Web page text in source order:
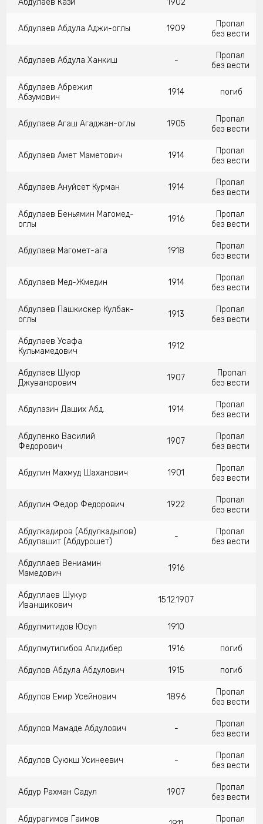
Абдулаев Кази 1902
Абдулаев Абдула Аджи-оглы 1909
Пропал
без вести
Абдулаев Абдула Ханкиш -
Пропал
без вести
Абдулаев Абрежил
Абзумович
1914 погиб
Абдулаев Агаш Агаджан-оглы 1905
Пропал
без вести
Абдулаев Амет Маметович 1914
Пропал
без вести
Абдулаев Ануйсет Курман 1914
Пропал
без вести
Абдулаев Беньямин Магомед-
оглы
1916
Пропал
без вести
Абдулаев Магомет-ага 1918
Пропал
без вести
Абдулаев Мед-Жмедин 1914
Пропал
без вести
Абдулаев Пашкискер Кулбак-
оглы
1913
Пропал
без вести
Абдулаев Усафа
Кульмамедович
1912
Абдулаев Шуюр
Джуванорович
1907
Пропал
без вести
Абдулазин Даших Абд. 1914
Пропал
без вести
Абдуленко Василий
Федорович
1907
Пропал
без вести
Абдулин Махмуд Шаханович 1901
Пропал
без вести
Абдулин Федор Федорович 1922
Пропал
без вести
Абдулкадиров (Абдулкадылов)
Абдупашит (Абдурошет)
-
Пропал
без вести
Абдуллаев Вениамин
Мамедович
1916
Абдуллаев Шукур
Иваншикович
15.12.1907
Абдулмитидов Юсуп 1910
Абдулмутилибов Алидибер 1916 погиб
Абдулов Абдула Абдулович 1915 погиб
Абдулов Емир Усейнович 1896
Пропал
без вести
Абдулов Мамаде Абдулович -
Пропал
без вести
Абдулов Суюкш Усинеевич -
Пропал
без вести
Абдур Рахман Садул 1907
Пропал
без вести
Абдурагимов Гаимов
Пропал